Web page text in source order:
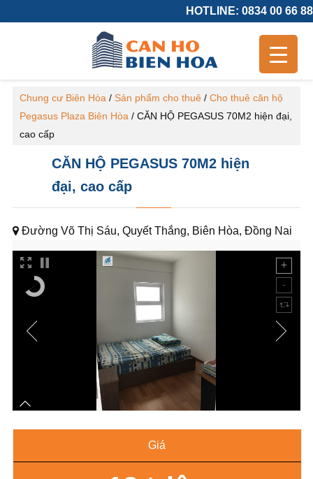
HOTLINE: 0834 00 66 88
Chung cư Biên Hòa / Sản phẩm cho thuê/ Cho thuê căn hộ
Pegasus Plaza Biên Hòa / CĂN HỘ PEGASUS 70M2 hiện đại,
cao cấp
CĂN HỘ PEGASUS 70M2 hiện
đại, cao cấp
Đường Võ Thị Sáu, Quyết Thắng, Biên Hòa, Đồng Nai
Giá